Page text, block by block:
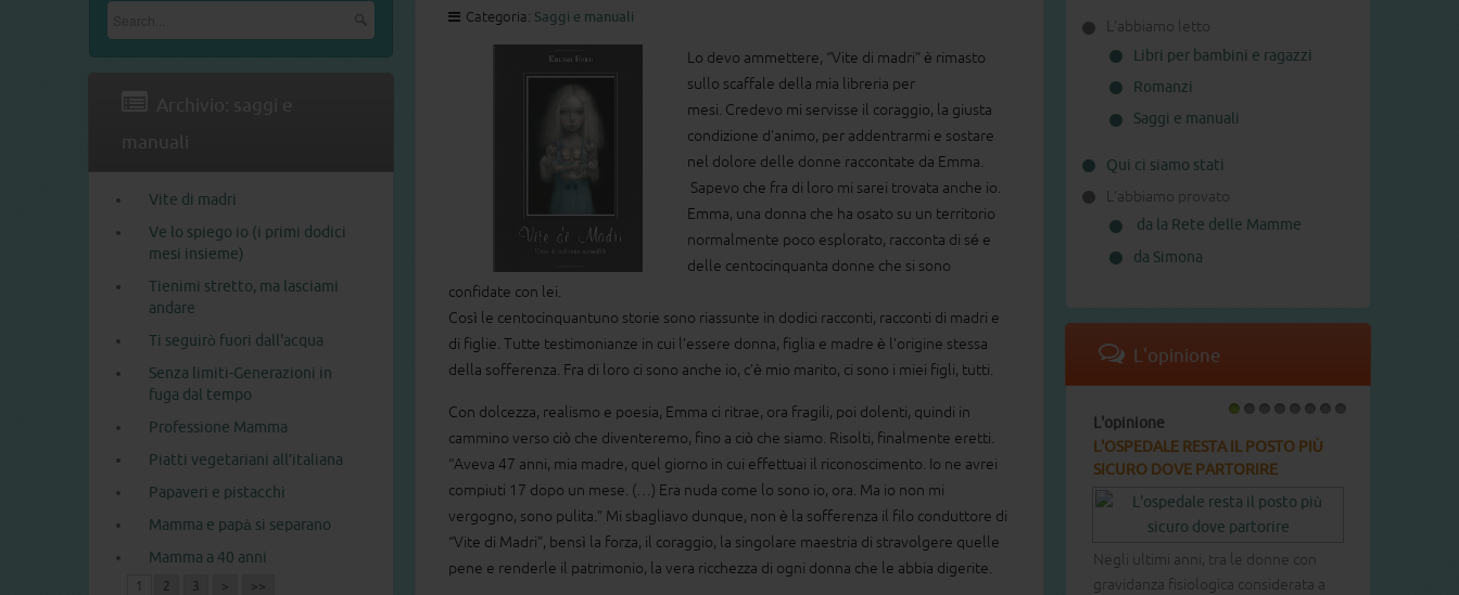
Categoria: Saggi e manuali
Lo devo ammettere, “Vite di madri” è rimasto
sullo scaffale della mia libreria per
mesi. Credevo mi servisse il coraggio, la giusta
condizione d’animo, per addentrarmi e sostare
nel dolore delle donne raccontate da Emma.
Sapevo che fra di loro mi sarei trovata anche io.
Emma, una donna che ha osato su un territorio
normalmente poco esplorato, racconta di sé e
delle centocinquanta donne che si sono
confidate con lei.
Così le centocinquantuno storie sono riassunte in dodici racconti, racconti di madri e
di figlie. Tutte testimonianze in cui l’essere donna, figlia e madre è l’origine stessa
della sofferenza. Fra di loro ci sono anche io, c’è mio marito, ci sono i miei figli, tutti.
Con dolcezza, realismo e poesia, Emma ci ritrae, ora fragili, poi dolenti, quindi in
cammino verso ciò che diventeremo, fino a ciò che siamo. Risolti, finalmente eretti.
“Aveva 47 anni, mia madre, quel giorno in cui effettuai il riconoscimento. Io ne avrei
compiuti 17 dopo un mese. (…) Era nuda come lo sono io, ora. Ma io non mi
vergogno, sono pulita.” Mi sbagliavo dunque, non è la sofferenza il filo conduttore di
“Vite di Madri”, bensì la forza, il coraggio, la singolare maestria di stravolgere quelle
pene e renderle il patrimonio, la vera ricchezza di ogni donna che le abbia digerite.
manuali
Vite di madri
Ve lo spiego io (i primi dodici
mesi insieme)
Tienimi stretto, ma lasciami
andare
Ti seguirò fuori dall'acqua
Senza limiti-Generazioni in
fuga dal tempo
Professione Mamma
Piatti vegetariani all’italiana
Papaveri e pistacchi
Mamma e papà si separano
Mamma a 40 anni
1 2 3 > >>
L'abbiamo letto
Libri per bambini e ragazzi
Romanzi
Saggi e manuali
Qui ci siamo stati
L'abbiamo provato
da la Rete delle Mamme
da Simona
L'opinione
L'opinione
L'OSPEDALE RESTA IL POSTO PIÙ
SICURO DOVE PARTORIRE
Negli ultimi anni, tra le donne con
gravidanza fisiologica considerata a